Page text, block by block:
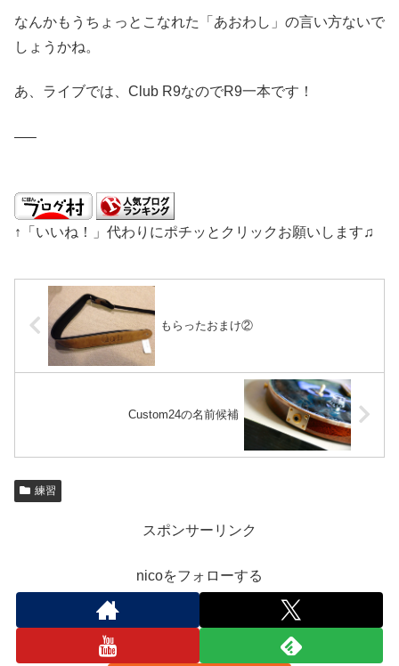
なんかもうちょっとこなれた「あおわし」の言い方ないで
しょうかね。
あ、ライブでは、Club R9なのでR9一本です！
—–
↑「いいね！」代わりにポチッとクリックお願いします♫
もらったおまけ②
Custom24の名前候補
練習
スポンサーリンク
nicoをフォローする